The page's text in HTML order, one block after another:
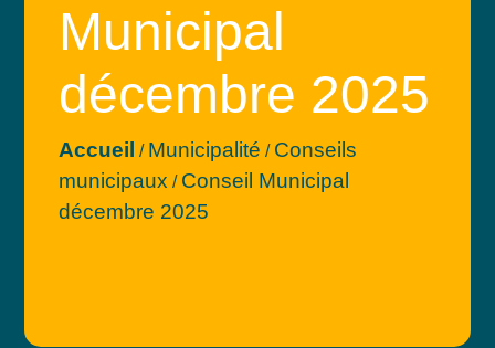
Municipal
décembre 2025
Accueil / Municipalité / Conseils
municipaux / Conseil Municipal
décembre 2025